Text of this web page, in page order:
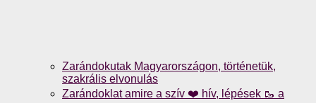
Zarándokutak Magyarországon, történetük,
szakrális elvonulás
Zarándoklat amire a szív ❤️ hív, lépések 🥾 a